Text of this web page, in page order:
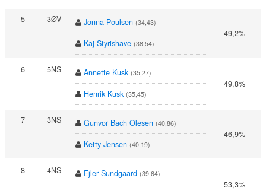
5 3ØV Jonna Poulsen (34,43)
Kaj Styrishave (38,54)
49,2%
6 5NS Annette Kusk (35,27)
Henrik Kusk (35,45)
49,8%
7 3NS Gunvor Bach Olesen (40,86)
Ketty Jensen (40,19)
46,9%
8 4NS Ejler Sundgaard (39,64)
53,3%